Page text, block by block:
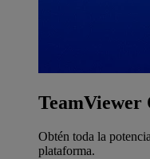
TeamViewer
Obtén toda la
plataforma.